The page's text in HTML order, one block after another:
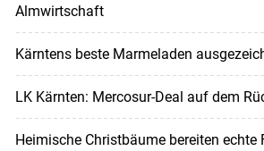
Almwirtschaft
Kärntens beste Marmeladen
LK Kärnten: Mercosur-Deal auf dem
Heimische Christbäume bereiten echte